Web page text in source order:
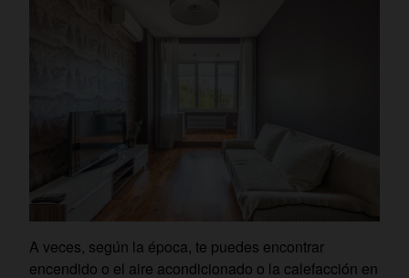
A veces, según la época, te puedes encontrar
encendido o el aire acondicionado o la calefacción en